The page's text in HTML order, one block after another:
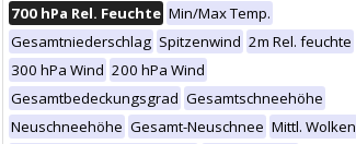
700 hPa Rel. Feuchte Min/Max Temp.
Gesamtniederschlag Spitzenwind 2m Rel. feuchte
300 hPa Wind 200 hPa Wind
Gesamtbedeckungsgrad Gesamtschneehöhe
Neuschneehöhe Gesamt-Neuschnee Mittl. Wolken